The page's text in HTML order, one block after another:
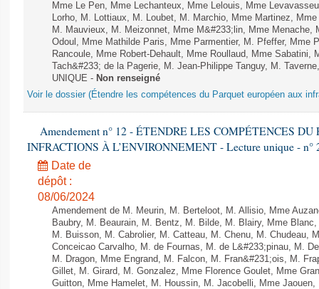
Mme Le Pen, Mme Lechanteux, Mme Lelouis, Mme
Lorho, M. Lottiaux, M. Loubet, M. Marchio, Mme Martinez,
M. Mauvieux, M. Meizonnet, Mme M&#233;lin, Mme Menache,
Odoul, Mme Mathilde Paris, Mme Parmentier, M. Pfeffer, Mme
Rancoule, Mme Robert-Dehault, Mme Roullaud, Mme
Tach&#233; de la Pagerie, M. Jean-Philippe Tanguy, M.
UNIQUE - Non renseigné
Voir le dossier (Étendre les compétences du Parquet européen aux
Amendement n° 12 - ÉTENDRE LES COMPÉTENCES
INFRACTIONS À L’ENVIRONNEMENT - Lecture unique - n°
Date de
dépôt :
08/06/2024
Amendement de M. Meurin, M. Berteloot, M. Allisio, Mme
Baubry, M. Beaurain, M. Bentz, M. Bilde, M. Blairy, Mme
M. Buisson, M. Cabrolier, M. Catteau, M. Chenu, M. Chudeau,
Conceicao Carvalho, M. de Fournas, M. de L&#233;pinau, M.
M. Dragon, Mme Engrand, M. Falcon, M. Fran&#231;ois, M.
Gillet, M. Girard, M. Gonzalez, Mme Florence Goulet, Mme
Guitton, Mme Hamelet, M. Houssin, M. Jacobelli, Mme